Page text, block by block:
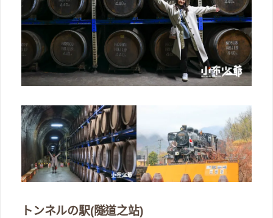
トンネルの駅(隧道之站)